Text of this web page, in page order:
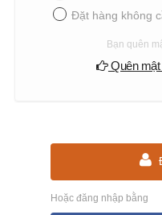
Đặt hàng không
Bạn quên
Quên mật
Hoặc đăng nhập bằng